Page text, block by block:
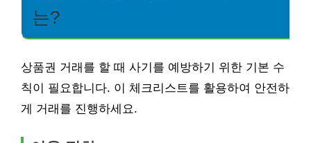
는?
상품권 거래를 할 때 사기를 예방하기 위한 기본 수
칙이 필요합니다. 이 체크리스트를 활용하여 안전하
게 거래를 진행하세요.